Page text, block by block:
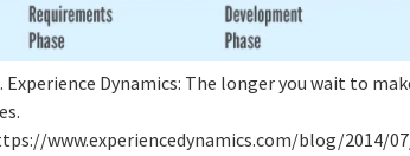
Experience Dynamics: The longer you wait to
www.experiencedynamics.com/blog/2014/